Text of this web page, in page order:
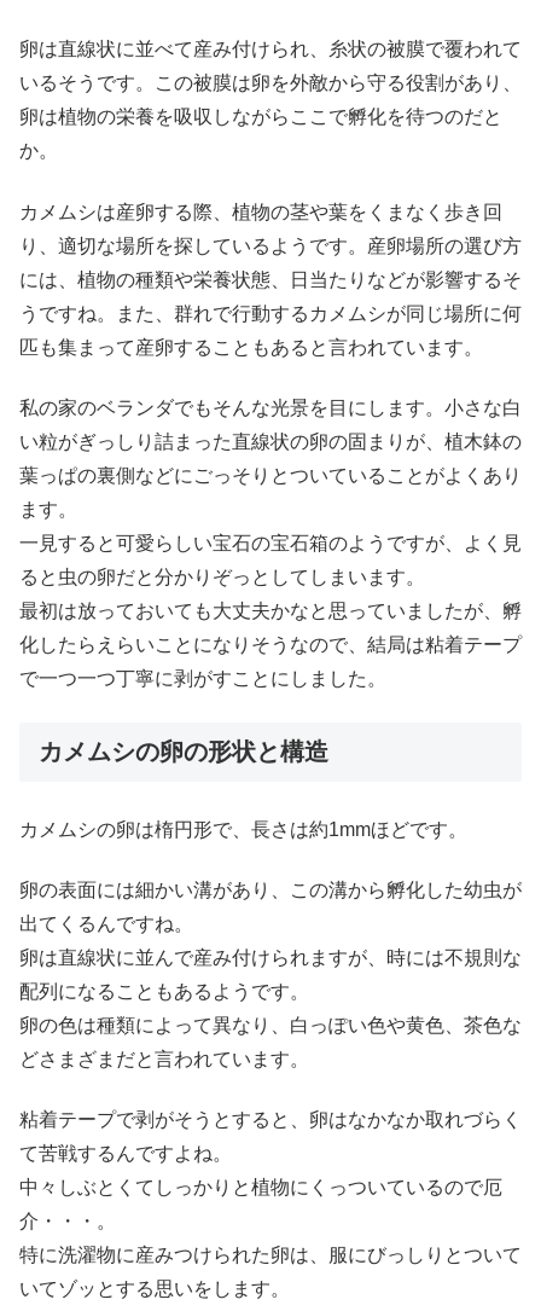
卵は直線状に並べて産み付けられ、糸状の被膜で覆われて
いるそうです。この被膜は卵を外敵から守る役割があり、
卵は植物の栄養を吸収しながらここで孵化を待つのだと
か。
カメムシは産卵する際、植物の茎や葉をくまなく歩き回
り、適切な場所を探しているようです。産卵場所の選び方
には、植物の種類や栄養状態、日当たりなどが影響するそ
うですね。また、群れで行動するカメムシが同じ場所に何
匹も集まって産卵することもあると言われています。
私の家のベランダでもそんな光景を目にします。小さな白
い粒がぎっしり詰まった直線状の卵の固まりが、植木鉢の
葉っぱの裏側などにごっそりとついていることがよくあり
ます。
一見すると可愛らしい宝石の宝石箱のようですが、よく見
ると虫の卵だと分かりぞっとしてしまいます。
最初は放っておいても大丈夫かなと思っていましたが、孵
化したらえらいことになりそうなので、結局は粘着テープ
で一つ一つ丁寧に剥がすことにしました。
カメムシの卵の形状と構造
カメムシの卵は楕円形で、長さは約1mmほどです。
卵の表面には細かい溝があり、この溝から孵化した幼虫が
出てくるんですね。
卵は直線状に並んで産み付けられますが、時には不規則な
配列になることもあるようです。
卵の色は種類によって異なり、白っぽい色や黄色、茶色な
どさまざまだと言われています。
粘着テープで剥がそうとすると、卵はなかなか取れづらく
て苦戦するんですよね。
中々しぶとくてしっかりと植物にくっついているので厄
介・・・。
特に洗濯物に産みつけられた卵は、服にびっしりとついて
いてゾッとする思いをします。